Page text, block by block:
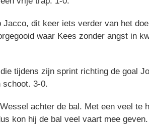
dit keer iets verder van het
waar Kees zonder angst in
tijdens zijn sprint richting de goal
schoot. 3-0.
achter de bal. Met een veel te
kon hij de bal veel vaart mee